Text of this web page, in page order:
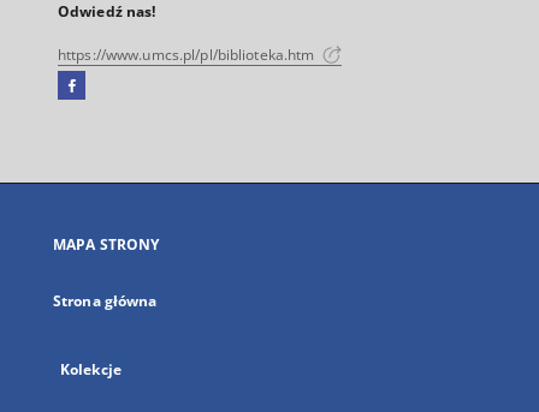
Odwiedź nas!
https://www.umcs.pl/pl/biblioteka.htm
Facebook
się
karcie
MAPA STRONY
Strona główna
Kolekcje